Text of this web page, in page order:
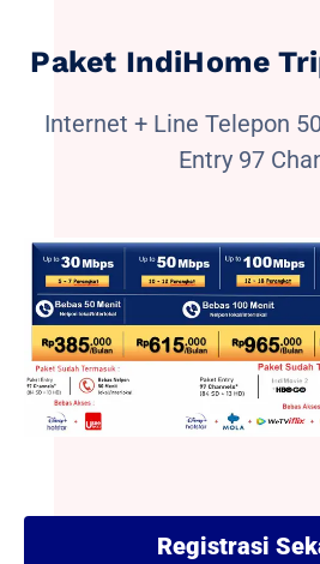
Paket IndiHome
Internet + Line Telepon
Entry 97
Registrasi